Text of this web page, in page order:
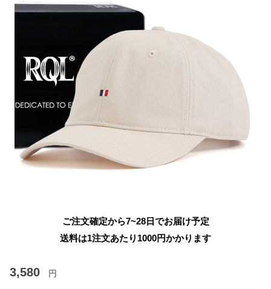
ご注文確定から7~28日でお届け予定
送料は1注文あたり 1000円かかります
3,580 円